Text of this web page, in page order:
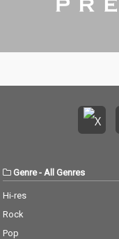
担当した一曲。確かな
iSAの歌声と、ナナホシ
の新たな“部屋”が描き
出されている。
Genre- All Genres
Hi-res
Rock
Pop